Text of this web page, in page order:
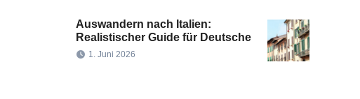
Auswandern nach Italien:
Realistischer Guide für Deutsche
1. Juni 2026